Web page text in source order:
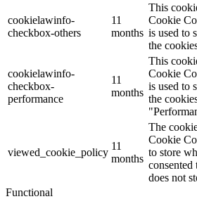
cookielawinfo-
checkbox-others
11
months
This
Cookie
is used to
the
cookielawinfo-
checkbox-
performance
11
months
This
Cookie
is used to
the
viewed_cookie_policy
11
months
The
Cookie
to store
consented
does not
Functional